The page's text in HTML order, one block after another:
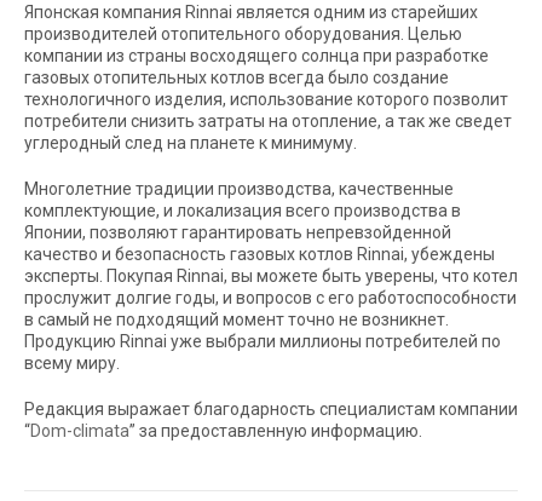
Японская компания Rinnai является одним из старейших
производителей отопительного оборудования. Целью
компании из страны восходящего солнца при разработке
газовых отопительных котлов всегда было создание
технологичного изделия, использование которого позволит
потребители снизить затраты на отопление, а так же сведет
углеродный след на планете к минимуму.
Многолетние традиции производства, качественные
комплектующие, и локализация всего производства в
Японии, позволяют гарантировать непревзойденной
качество и безопасность газовых котлов Rinnai, убеждены
эксперты. Покупая Rinnai, вы можете быть уверены, что котел
прослужит долгие годы, и вопросов с его работоспособности
в самый не подходящий момент точно не возникнет.
Продукцию Rinnai уже выбрали миллионы потребителей по
всему миру.
Редакция выражает благодарность специалистам компании
“Dom-climata” за предоставленную информацию.